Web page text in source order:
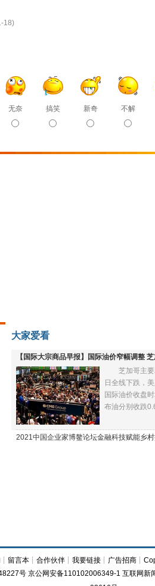
18)
无奈 搞笑 新奇 不解
大家爱看
【国际大宗商品早报】国际油价窄幅调整
下跌
芝加哥主
日全线下跌，
国际油价收盘
布油分别收跌
2021中国企业家博鳌论坛金融科技赋能乡
┊ 留言本┊ 合作伙伴┊ 我要链接┊ 广告招商
号 京公网安备110102006349-1 互联网新